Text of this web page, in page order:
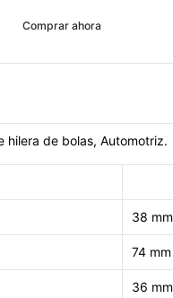
Comprar ahora
hilera de bolas, Automotriz.
38 mm
74 mm
36 mm